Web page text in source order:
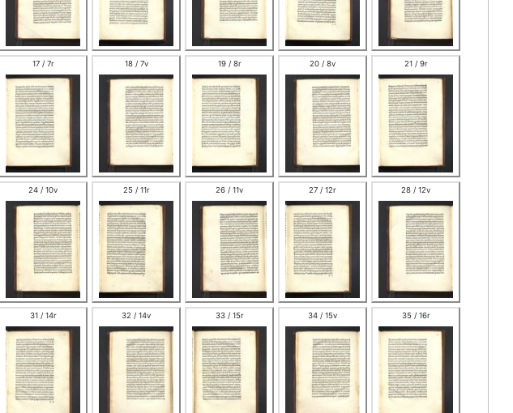
17 / 7r 18 / 7v 19 / 8r 20 / 8v 21 / 9r
24 / 10v 25 / 11r 26 / 11v 27 / 12r 28 / 12v
31 / 14r 32 / 14v 33 / 15r 34 / 15v 35 / 16r